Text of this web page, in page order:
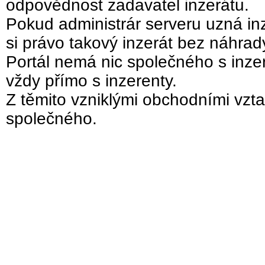
odpovědnost zadavatel inzerátu.
Pokud administrár serveru uzná
si právo takový inzerát bez
Portál nemá nic společného s
vždy přímo s inzerenty.
Z těmito vzniklými obchodními
společného.